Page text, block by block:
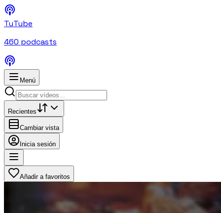
TuTube
460 podcasts
Menú
Recientes
Cambiar vista
Inicia sesión
Añadir a favoritos